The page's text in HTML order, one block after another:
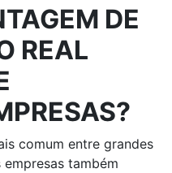
DE
REAL
comum entre grandes
também